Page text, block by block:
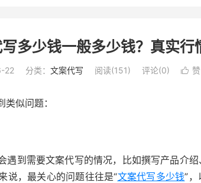
多少钱一般多少钱？真实行
22 分类： 文案代写 阅读(151) 评论(0) 
类似问题：
遇到需要文案代写的情况，比如撰写产品介
说，最关心的问题往往是“文案代写多少钱”